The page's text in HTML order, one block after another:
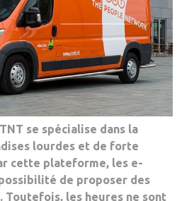
se spécialise dans la
lourdes et de forte
cette plateforme, les e-
de proposer des
Toutefois, les heures ne sont